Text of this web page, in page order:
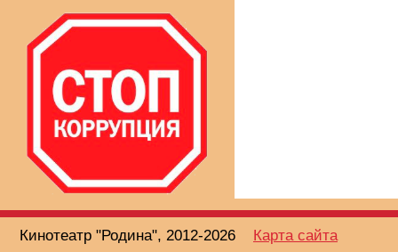
Кинотеатр "Родина", 2012-2026 Карта сайта